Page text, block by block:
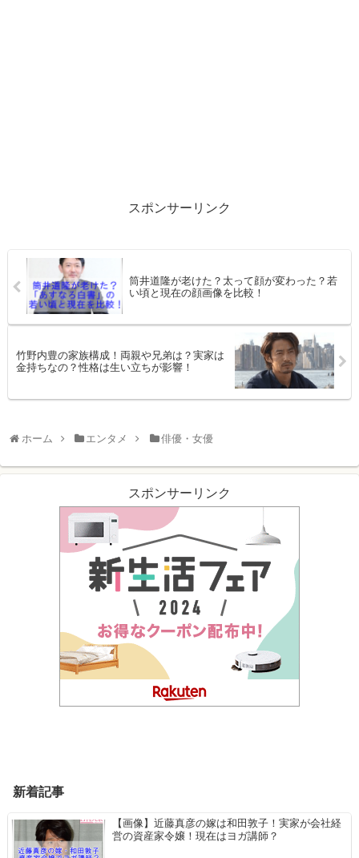
スポンサーリンク
筒井道隆が老けた？太って顔が変わった？若
い頃と現在の顔画像を比較！
竹野内豊の家族構成！両親や兄弟は？実家は
金持ちなの？性格は生い立ちが影響！
ホーム エンタメ 俳優・女優
スポンサーリンク
新着記事
【画像】近藤真彦の嫁は和田敦子！実家が会社経
営の資産家令嬢！現在はヨガ講師？